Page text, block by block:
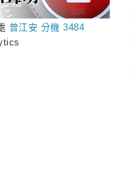
曾江安 分機 3484